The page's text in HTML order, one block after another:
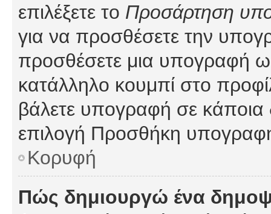
επιλέξετε το Προσάρτηση
για να προσθέσετε την
προσθέσετε μια υπογραφή
κατάλληλο κουμπί στο
βάλετε υπογραφή σε κάποια
επιλογή Προσθήκη
Κορυφή
Πώς δημιουργώ ένα